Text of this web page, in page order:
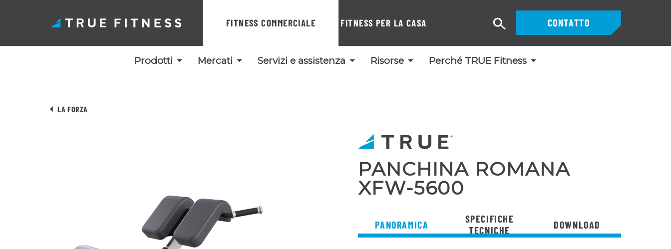
FITNESS COMMERCIALE FITNESS PER LA CASA
Prodotti Mercati Servizi e assistenza Risorse Perché TRUE Fitness
CONTATTO
Ricerca
LA FORZA
PANCHINA ROMANA
XFW-5600
PANORAMICA
SPECIFICHE
TECNICHE
DOWNLOAD